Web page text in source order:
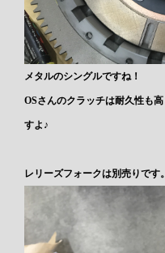
メタルのシングルですね！
OSさんのクラッチは耐久性も
すよ♪
レリーズフォークは別売りです